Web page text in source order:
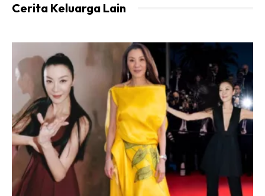
CATAT HUTANG TAKUT LUPA
Selepas dengar kisah ni saya sangat terpanggil untuk
menulis perihal hutang. Ya benar hutang memang di
benarkan dalam Islam. Tapi satu perkara penting yang kita
selalu lupa ialah mencatat hutang-hutang kita. Realiti
berlaku sekarang ramai yang menganggap hutang adalah
perkara kecil. Sedangkan Allah cerita panjang tentang
hutang dalam Ayat 282-283 Surah Al-Baqarah. Bukalah
Quran tafsir dan hayatilah terjemahan ayat 282-283 ini.
Baginda Nabi Muhammad s.a.w juga meninggalkan pesan
Cerita Keluarga Lain